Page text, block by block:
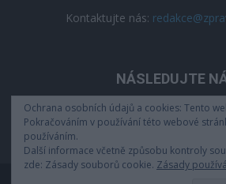
Kontaktujte nás:
NÁSLEDUJTE
Ochrana osobních údajů a cookies: Tento
Pokračováním v používání této webové
používáním.
Další informace včetně způsobu kontroly
zde: Zásady souborů cookie. Zásady